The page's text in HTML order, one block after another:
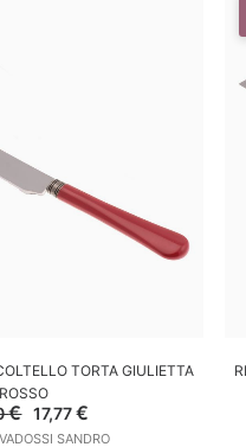
AL CARRELLOTORTA GIULIETTA
ROSSO
€ Il
prezzo
17,77€Il
SANDRO